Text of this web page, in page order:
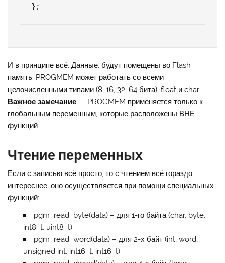
};
И в принципе всё. Данные, будут помещены во Flash
память. PROGMEM может работать со всеми
целочисленными типами (8, 16, 32, 64 бита), float и char.
Важное замечание — PROGMEM применяется только к
глобальным переменным, которые расположены ВНЕ
функций.
Чтение переменных
Если с записью всё просто, то с чтением всё гораздо
интереснее: оно осуществляется при помощи специальных
функций:
pgm_read_byte(data) – для 1-го байта (char, byte,
int8_t, uint8_t)
pgm_read_word(data) – для 2-х байт (int, word,
unsigned int, int16_t, int16_t)